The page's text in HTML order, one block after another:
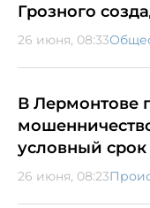
Грозного
26 июня, 08:33
В Лермонтове
условный срок
26 июня, 08:23